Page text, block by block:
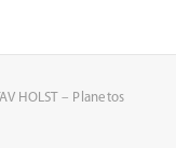
HOLST – Planetos